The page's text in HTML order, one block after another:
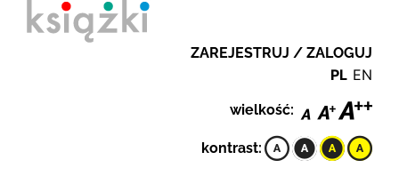
ZAREJESTRUJ / ZALOGUJ
PL EN
wielkość:
kontrast: